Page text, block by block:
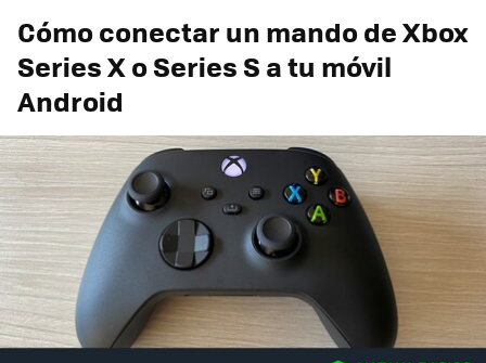
Cómo conectar un mando de Xbox
Series X o Series S a tu móvil
Android